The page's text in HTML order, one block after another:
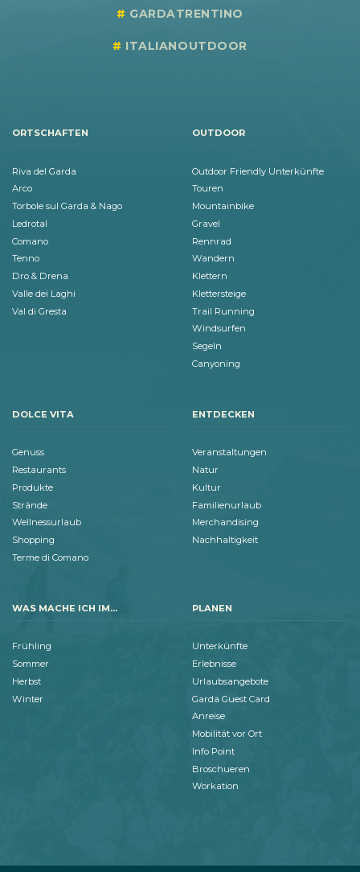
GARDATRENTINO
ITALIANOUTDOOR
ORTSCHAFTEN
Riva del Garda
Arco
Torbole sul Garda & Nago
Ledrotal
Comano
Tenno
Dro & Drena
Valle dei Laghi
Val di Gresta
OUTDOOR
Outdoor Friendly Unterkünfte
Touren
Mountainbike
Gravel
Rennrad
Wandern
Klettern
Klettersteige
Trail Running
Windsurfen
Segeln
Canyoning
DOLCE VITA
Genuss
Restaurants
Produkte
Strände
Wellnessurlaub
Shopping
Terme di Comano
ENTDECKEN
Veranstaltungen
Natur
Kultur
Familienurlaub
Merchandising
Nachhaltigkeit
WAS MACHE ICH IM...
Frühling
Sommer
Herbst
Winter
PLANEN
Unterkünfte
Erlebnisse
Urlaubsangebote
Garda Guest Card
Anreise
Mobilität vor Ort
Info Point
Broschueren
Workation